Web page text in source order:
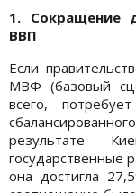
1. Сокращение
ВВП
Если
МВФ (базовый
всего,
результате
государственные
она достигла